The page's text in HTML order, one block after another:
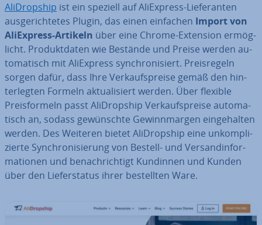
Ali­Drop­ship ist ein speziell auf Ali­Ex­press-Lie­fe­ran­ten
aus­ge­rich­te­tes Plugin, das einen einfachen Import von
Ali­Ex­press-Artikeln über eine Chrome-Extension er­mög­
licht. Pro­dukt­da­ten wie Bestände und Preise werden au­
to­ma­tisch mit Ali­Ex­press syn­chro­ni­siert. Preis­re­geln
sorgen dafür, dass Ihre Ver­kaufs­prei­se gemäß den hin­
ter­leg­ten Formeln ak­tua­li­siert werden. Über flexible
Preis­for­meln passt Ali­Drop­ship Ver­kaufs­prei­se au­to­ma­
tisch an, sodass ge­wünsch­te Ge­winn­mar­gen ein­ge­hal­ten
werden. Des Weiteren bietet Ali­Drop­ship eine un­kom­pli­
zier­te Syn­chro­ni­sie­rung von Bestell- und Ver­sand­in­for­
ma­tio­nen und be­nach­rich­tigt Kundinnen und Kunden
über den Lie­fer­sta­tus ihrer be­stell­ten Ware.